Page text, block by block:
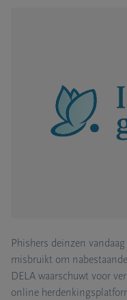
Phishers deinzen
misbruikt om
DELA waarschuwt voor
online herdenkings